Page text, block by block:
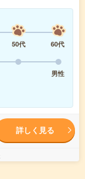
50代
60代
男性
詳しく見る